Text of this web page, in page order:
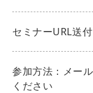
セミナーURL送
参加方法：メー
ください